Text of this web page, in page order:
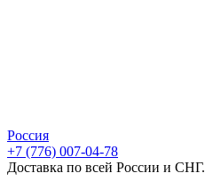
Россия
+7 (776) 007-04-78
Доставка по всей России и СНГ.